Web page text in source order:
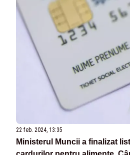
22 feb. 2024, 13:35
Ministerul Muncii a finalizat